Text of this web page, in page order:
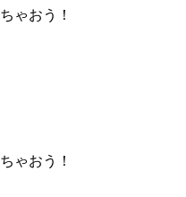
ゃおう！
ゃおう！